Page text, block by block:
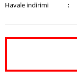
Havale indirimi